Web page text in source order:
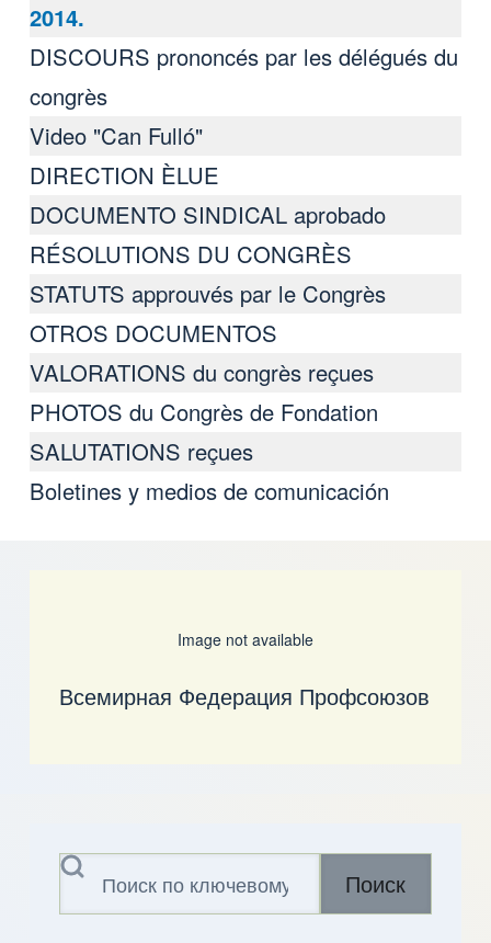
2014.
DISCOURS prononcés par les délégués du
congrès
Video "Can Fulló"
DIRECTION ÈLUE
DOCUMENTO SINDICAL aprobado
RÉSOLUTIONS DU CONGRÈS
STATUTS approuvés par le Congrès
OTROS DOCUMENTOS
VALORATIONS du congrès reçues
PHOTOS du Congrès de Fondation
SALUTATIONS reçues
Boletines y medios de comunicación
Image not available
Всемирная Федерация Профсоюзов
Поиск